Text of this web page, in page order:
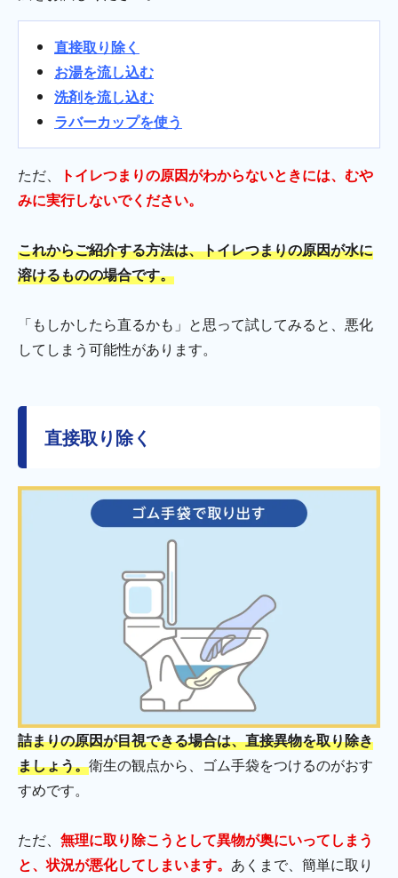
直接取り除く
お湯を流し込む
洗剤を流し込む
ラバーカップを使う
ただ、
トイレつまりの原因がわからないときには、むや
みに実行しないでください。
これからご紹介する方法は、トイレつまりの原因が水に
溶けるものの場合です。
「もしかしたら直るかも」と思って試してみると、悪化
してしまう可能性があります。
直接取り除く
詰まりの原因が目視できる場合は、直接異物を取り除き
ましょう。衛生の観点から、ゴム手袋をつけるのがおす
すめです。
ただ、 無理に取り除こうとして異物が奥にいってしまう
と、状況が悪化してしまいます。 あくまで、簡単に取り